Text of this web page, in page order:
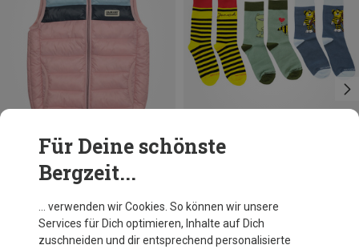
Du sparst 35%
Bavarian Caps
Kinder Janosch 3er Pack Socken
29,95 €
31|32|33|34|35
36|37|38|39|40
41|42|43|44|45|46
Für Deine schönste
Bergzeit...
… verwenden wir Cookies. So können wir unsere
Services für Dich optimieren, Inhalte auf Dich
zuschneiden und dir entsprechend personalisierte